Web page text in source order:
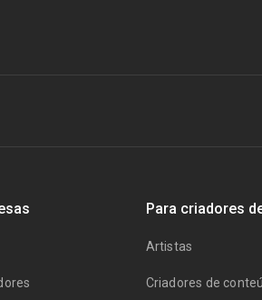
Para criadores
Artistas
Criadores de